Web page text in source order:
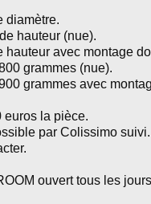
diamètre.
hauteur (nue).
hauteur avec montage
grammes (nue).
grammes avec
euros la pièce.
par Colissimo suivi.
ouvert tous les